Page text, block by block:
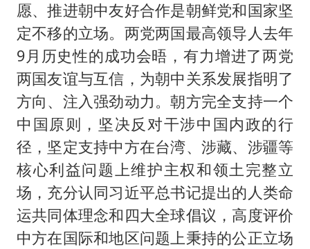
愿、推进朝中友好合作是朝鲜党和国家坚
定不移的立场。两党两国最高领导人去年
9月历史性的成功会晤，有力增进了两党
两国友谊与互信，为朝中关系发展指明了
方向、注入强劲动力。朝方完全支持一个
中国原则，坚决反对干涉中国内政的行
径，坚定支持中方在台湾、涉藏、涉疆等
核心利益问题上维护主权和领土完整立
场，充分认同习近平总书记提出的人类命
运共同体理念和四大全球倡议，高度评价
中方在国际和地区问题上秉持的公正立场